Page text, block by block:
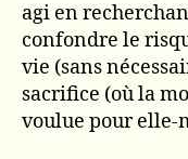
agi en
confondre le
vie (sans
sacrifice (où la
voulue pour elle-